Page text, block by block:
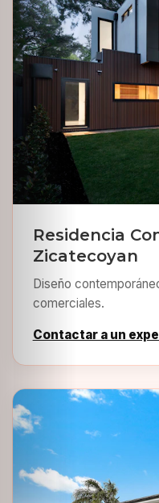
Residencia
Zicatecoyan
Diseño
comerciales.
Contactar a un